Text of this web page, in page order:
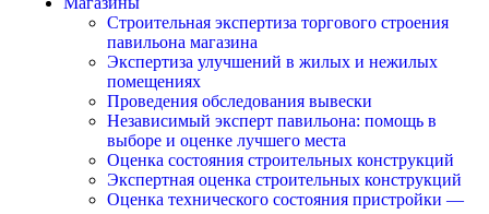
Строительная экспертиза торгового строения
павильона магазина
Экспертиза улучшений в жилых и нежилых
помещениях
Проведения обследования вывески
Независимый эксперт павильона: помощь в
выборе и оценке лучшего места
Оценка состояния строительных конструкций
Экспертная оценка строительных конструкций
Оценка технического состояния пристройки —